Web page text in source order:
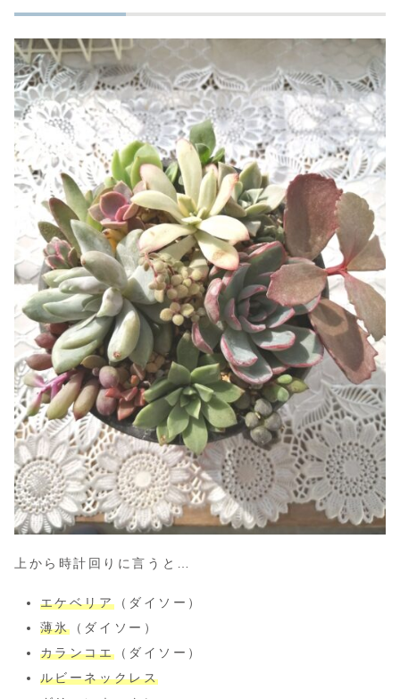
上から時計回りに言うと…
エケベリア（ダイソー）
薄氷（ダイソー）
カランコエ（ダイソー）
ルビーネックレス